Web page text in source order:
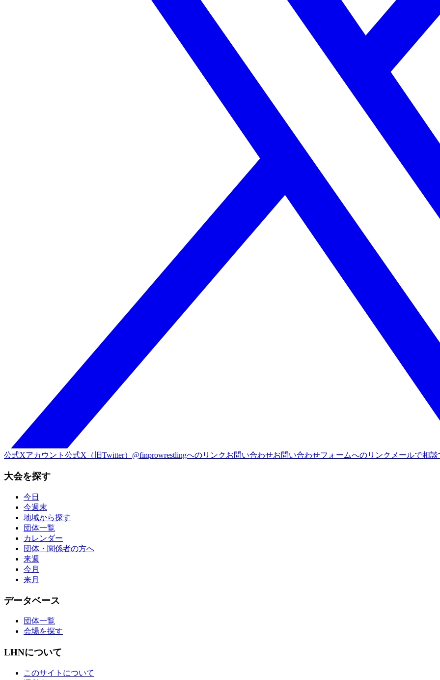
公式Xアカウント 公式X（旧Twitter）@finprowrestlingへのリンクお問い合わせお問い合わせフォームへのリンク メールで相談
大会を探す
今日
今週末
地域から探す
団体一覧
カレンダー
団体・関係者の方へ
来週
今月
来月
データベース
団体一覧
会場を探す
LHNについて
このサイトについて